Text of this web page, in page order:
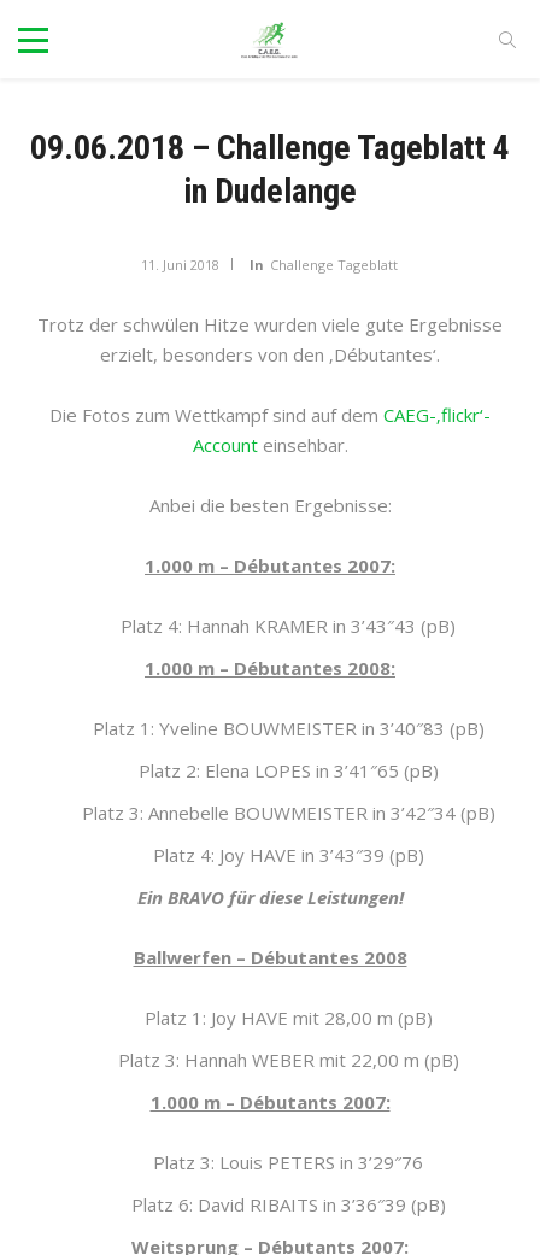
09.06.2018 – Challenge Tageblatt 4
in Dudelange
11. Juni 2018 In Challenge Tageblatt
Trotz der schwülen Hitze wurden viele gute Ergebnisse
erzielt, besonders von den ‚Débutantes‘.
Die Fotos zum Wettkampf sind auf dem CAEG-‚flickr‘-
Accounteinsehbar.
Anbei die besten Ergebnisse:
1.000 m – Débutantes 2007:
Platz 4: Hannah KRAMER in 3’43″43 (pB)
1.000 m – Débutantes 2008:
Platz 1: Yveline BOUWMEISTER in 3’40″83 (pB)
Platz 2: Elena LOPES in 3’41″65 (pB)
Platz 3: Annebelle BOUWMEISTER in 3’42″34 (pB)
Platz 4: Joy HAVE in 3’43″39 (pB)
Ein BRAVO für diese Leistungen!
Ballwerfen – Débutantes 2008
Platz 1: Joy HAVE mit 28,00 m (pB)
Platz 3: Hannah WEBER mit 22,00 m (pB)
1.000 m – Débutants 2007:
Platz 3: Louis PETERS in 3’29″76
Platz 6: David RIBAITS in 3’36″39 (pB)
Weitsprung – Débutants 2007: